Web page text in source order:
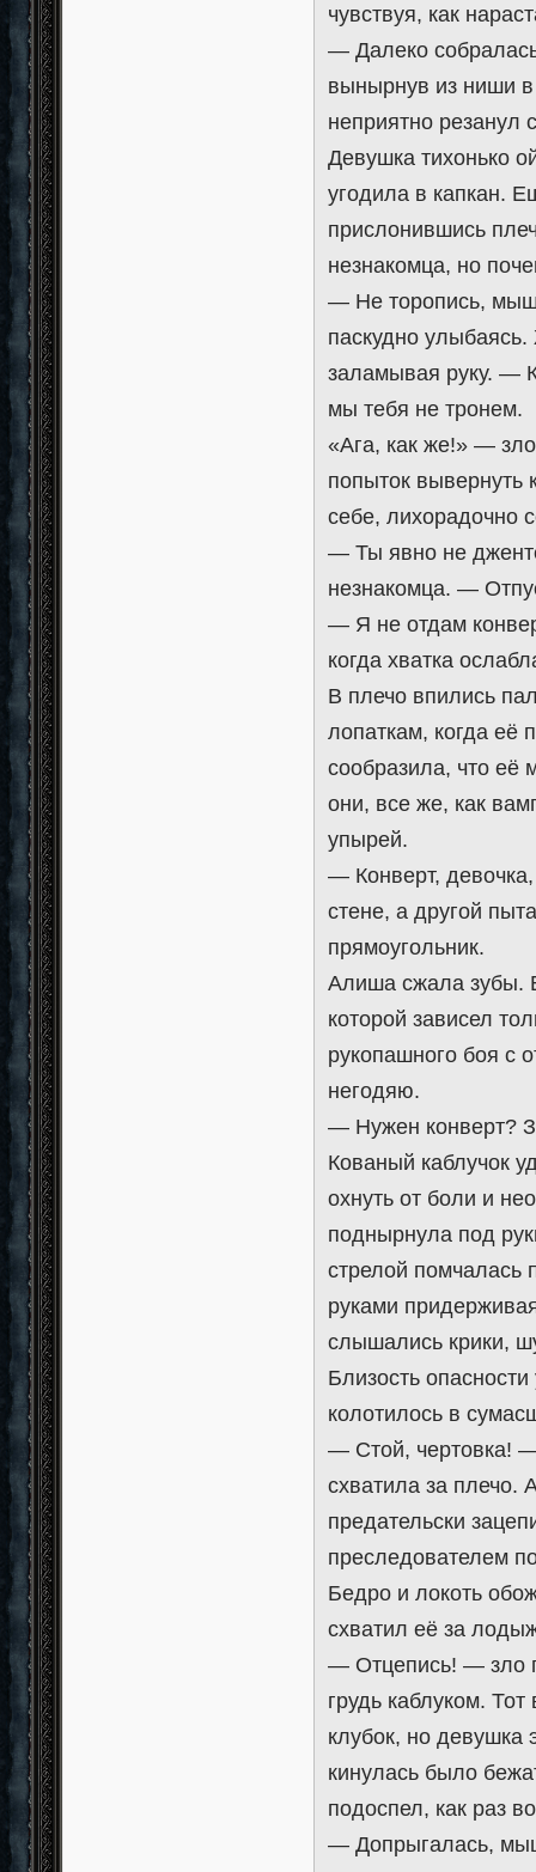
чувствуя, как
— Далеко
вынырнув из ниши
неприятно резанул
Девушка тихонько
угодила в капкан.
прислонившись
незнакомца, но
— Не торопись,
паскудно
заламывая руку. —
мы тебя не тронем.
«Ага, как же!» —
попыток вывернуть
себе, лихорадочно
— Ты явно не
незнакомца. —
— Я не отдам
когда хватка
В плечо впились
лопаткам, когда её
сообразила, что её
они, все же, как
упырей.
— Конверт,
стене, а другой
прямоугольник.
Алиша сжала зубы.
которой зависел
рукопашного боя с
негодяю.
— Нужен конверт?
Кованый каблучок
охнуть от боли и
поднырнула под
стрелой помчалась
руками
слышались крики,
Близость
колотилось в
— Стой, чертовка! —
схватила за плечо.
предательски
преследователем
Бедро и локоть
схватил её за
— Отцепись! — зло
грудь каблуком.
клубок, но девушка
кинулась было
подоспел, как раз
— Допрыгалась,